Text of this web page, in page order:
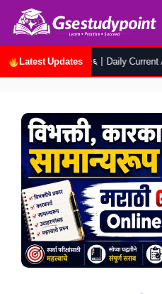
Skip
contentLatest Updates
२७ जुन २०२६ | Daily Current Affairs In